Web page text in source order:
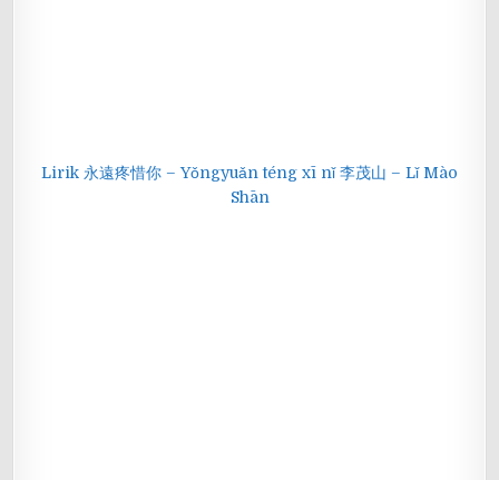
Lirik 永遠疼惜你 – Yǒngyuǎn téng xī nǐ 李茂山 – Lǐ Mào
Shān